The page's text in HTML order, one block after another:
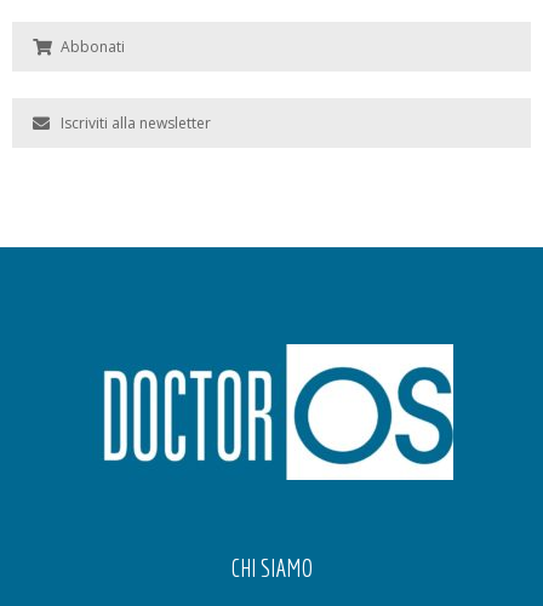
Abbonati
Iscriviti alla newsletter
CHI SIAMO